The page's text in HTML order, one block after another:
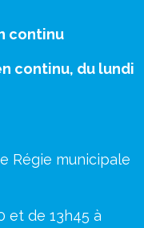
continu
continu, du lundi
Régie municipale
et de 13h45 à